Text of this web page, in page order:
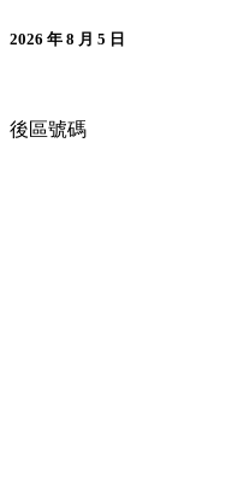
2026 年 8 月 5 日
後區號碼